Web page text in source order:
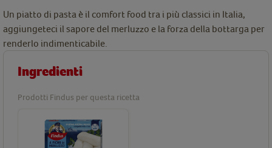
Un piatto di pasta è il comfort food tra i più classici in Italia,
aggiungeteci il sapore del merluzzo e la forza della bottarga per
renderlo indimenticabile.
Ingredienti
Prodotti Findus per questa ricetta